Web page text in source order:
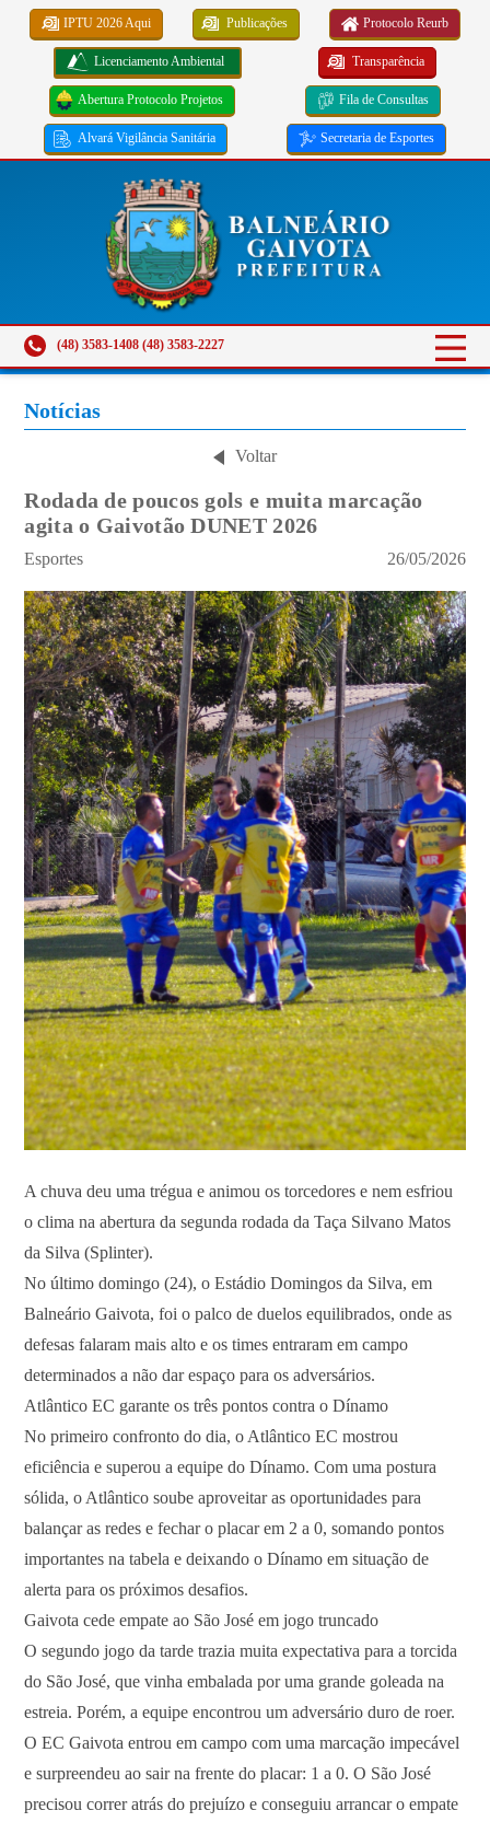
IPTU 2026 Aqui Publicações Protocolo Reurb
Licenciamento Ambiental Transparência
Abertura Protocolo Projetos Fila de Consultas
Alvará Vigilância Sanitária Secretaria de Esportes
(48) 3583-1408 (48) 3583-2227
Notícias
Voltar
Rodada de poucos gols e muita marcação
agita o Gaivotão DUNET 2026
Esportes 26/05/2026
A chuva deu uma trégua e animou os torcedores e nem esfriou
o clima na abertura da segunda rodada da Taça Silvano Matos
da Silva (Splinter).
No último domingo (24), o Estádio Domingos da Silva, em
Balneário Gaivota, foi o palco de duelos equilibrados, onde as
defesas falaram mais alto e os times entraram em campo
determinados a não dar espaço para os adversários.
Atlântico EC garante os três pontos contra o Dínamo
No primeiro confronto do dia, o Atlântico EC mostrou
eficiência e superou a equipe do Dínamo. Com uma postura
sólida, o Atlântico soube aproveitar as oportunidades para
balançar as redes e fechar o placar em 2 a 0, somando pontos
importantes na tabela e deixando o Dínamo em situação de
alerta para os próximos desafios.
Gaivota cede empate ao São José em jogo truncado
O segundo jogo da tarde trazia muita expectativa para a torcida
do São José, que vinha embalada por uma grande goleada na
estreia. Porém, a equipe encontrou um adversário duro de roer.
O EC Gaivota entrou em campo com uma marcação impecável
e surpreendeu ao sair na frente do placar: 1 a 0. O São José
precisou correr atrás do prejuízo e conseguiu arrancar o empate